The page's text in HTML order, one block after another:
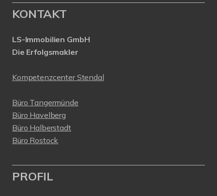
KONTAKT
LS-Immobilien GmbH
Die Erfolgsmakler
Kompetenzcenter Stendal
Büro Tangermünde
Büro Havelberg
Büro Halberstadt
Büro Rostock
PROFIL